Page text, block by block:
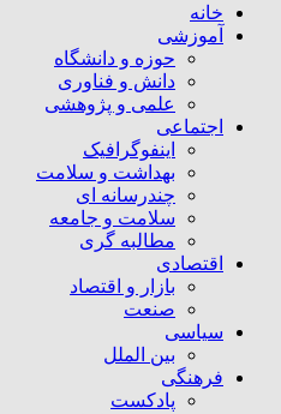
خانه
آموزشی
حوزه و دانشگاه
دانش و فناوری
علمی و پژوهشی
اجتماعی
اینفوگرافیک
بهداشت و سلامت
چندرسانه ای
سلامت و جامعه
مطالبه گری
اقتصادی
بازار و اقتصاد
صنعت
سیاسی
بین الملل
فرهنگی
پادکست